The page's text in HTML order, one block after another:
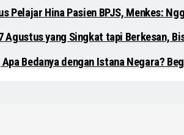
Pelajar Hina Pasien BPJS, Menkes:
Agustus yang Singkat tapi Berkesan,
Bedanya dengan Istana Negara?